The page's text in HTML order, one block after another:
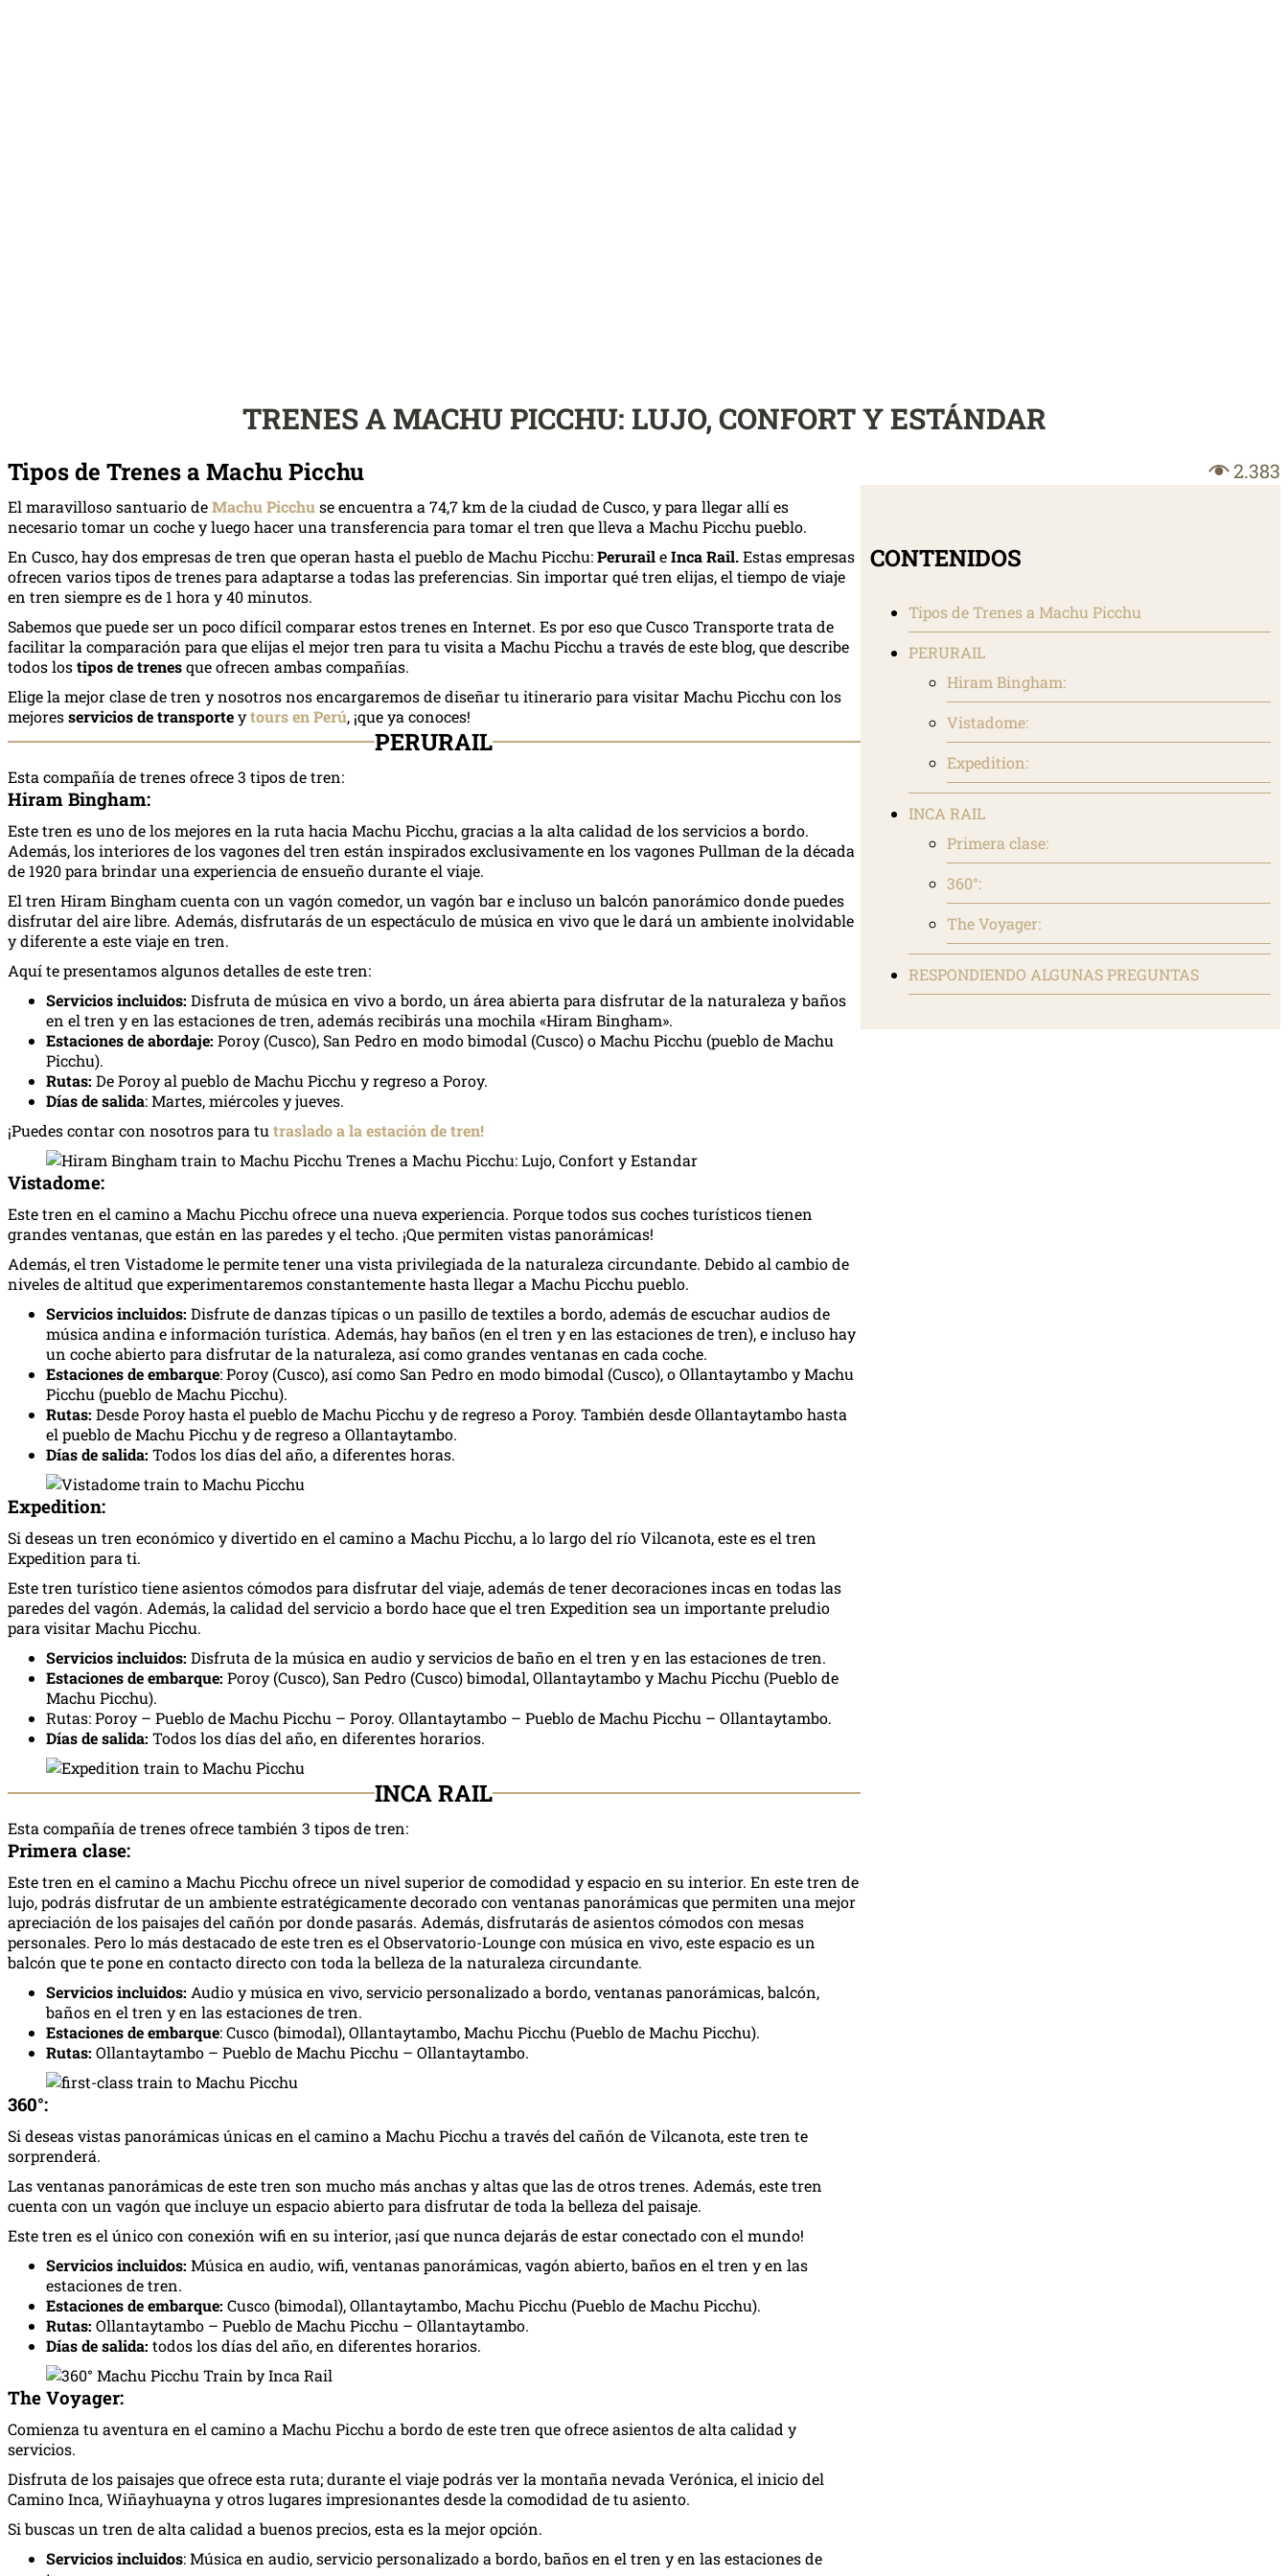
TRENES A MACHU PICCHU: LUJO, CONFORT Y ESTÁNDAR
Tipos de Trenes a Machu Picchu
El maravilloso santuario deMachu Picchuse encuentra a 74,7 km de la ciudad de Cusco, y para llegar allí es
necesario tomar un coche y luego hacer una transferencia para tomar el tren que lleva a Machu Picchu pueblo.
En Cusco, hay dos empresas de tren que operan hasta el pueblo de Machu Picchu:PeruraileInca Rail.Estas empresas
ofrecen varios tipos de trenes para adaptarse a todas las preferencias. Sin importar qué tren elijas, el tiempo de viaje
en tren siempre es de 1 hora y 40 minutos.
Sabemos que puede ser un poco difícil comparar estos trenes en Internet. Es por eso que Cusco Transporte trata de
facilitar la comparación para que elijas el mejor tren para tu visita a Machu Picchu a través de este blog, que describe
todos lostipos de trenesque ofrecen ambas compañías.
Elige la mejor clase de tren y nosotros nos encargaremos de diseñar tu itinerario para visitar Machu Picchu con los
mejoresservicios de transporteytours en Perú, ¡que ya conoces!
PERURAIL
Esta compañía de trenes ofrece 3 tipos de tren:
Hiram Bingham:
Este tren es uno de los mejores en la ruta hacia Machu Picchu, gracias a la alta calidad de los servicios a bordo.
Además, los interiores de los vagones del tren están inspirados exclusivamente en los vagones Pullman de la década
de 1920 para brindar una experiencia de ensueño durante el viaje.
El tren Hiram Bingham cuenta con un vagón comedor, un vagón bar e incluso un balcón panorámico donde puedes
disfrutar del aire libre. Además, disfrutarás de un espectáculo de música en vivo que le dará un ambiente inolvidable
y diferente a este viaje en tren.
Aquí te presentamos algunos detalles de este tren:
Servicios incluidos: Disfruta de música en vivo a bordo, un área abierta para disfrutar de la naturaleza y baños
en el tren y en las estaciones de tren, además recibirás una mochila «Hiram Bingham».
Estaciones de abordaje: Poroy (Cusco), San Pedro en modo bimodal (Cusco) o Machu Picchu (pueblo de Machu
Picchu).
Rutas: De Poroy al pueblo de Machu Picchu y regreso a Poroy.
Días de salida: Martes, miércoles y jueves.
¡Puedes contar con nosotros para tu traslado a la estación de tren!
Vistadome:
Este tren en el camino a Machu Picchu ofrece una nueva experiencia. Porque todos sus coches turísticos tienen
grandes ventanas, que están en las paredes y el techo. ¡Que permiten vistas panorámicas!
Además, el tren Vistadome le permite tener una vista privilegiada de la naturaleza circundante. Debido al cambio de
niveles de altitud que experimentaremos constantemente hasta llegar a Machu Picchu pueblo.
Servicios incluidos: Disfrute de danzas típicas o un pasillo de textiles a bordo, además de escuchar audios de
música andina e información turística. Además, hay baños (en el tren y en las estaciones de tren), e incluso hay
un coche abierto para disfrutar de la naturaleza, así como grandes ventanas en cada coche.
Estaciones de embarque: Poroy (Cusco), así como San Pedro en modo bimodal (Cusco), o Ollantaytambo y Machu
Picchu (pueblo de Machu Picchu).
Rutas: Desde Poroy hasta el pueblo de Machu Picchu y de regreso a Poroy. También desde Ollantaytambo hasta
el pueblo de Machu Picchu y de regreso a Ollantaytambo.
Días de salida: Todos los días del año, a diferentes horas.
Expedition:
Si deseas un tren económico y divertido en el camino a Machu Picchu, a lo largo del río Vilcanota, este es el tren
Expedition para ti.
Este tren turístico tiene asientos cómodos para disfrutar del viaje, además de tener decoraciones incas en todas las
paredes del vagón. Además, la calidad del servicio a bordo hace que el tren Expedition sea un importante preludio
para visitar Machu Picchu.
Servicios incluidos: Disfruta de la música en audio y servicios de baño en el tren y en las estaciones de tren.
Estaciones de embarque: Poroy (Cusco), San Pedro (Cusco) bimodal, Ollantaytambo y Machu Picchu (Pueblo de
Machu Picchu).
Rutas: Poroy – Pueblo de Machu Picchu – Poroy. Ollantaytambo – Pueblo de Machu Picchu – Ollantaytambo.
Días de salida: Todos los días del año, en diferentes horarios.
INCA RAIL
Esta compañía de trenes ofrece también 3 tipos de tren:
Primera clase:
Este tren en el camino a Machu Picchu ofrece un nivel superior de comodidad y espacio en su interior. En este tren de
lujo, podrás disfrutar de un ambiente estratégicamente decorado con ventanas panorámicas que permiten una mejor
apreciación de los paisajes del cañón por donde pasarás. Además, disfrutarás de asientos cómodos con mesas
personales. Pero lo más destacado de este tren es el Observatorio-Lounge con música en vivo, este espacio es un
balcón que te pone en contacto directo con toda la belleza de la naturaleza circundante.
Servicios incluidos: Audio y música en vivo, servicio personalizado a bordo, ventanas panorámicas, balcón,
baños en el tren y en las estaciones de tren.
Estaciones de embarque: Cusco (bimodal), Ollantaytambo, Machu Picchu (Pueblo de Machu Picchu).
Rutas: Ollantaytambo – Pueblo de Machu Picchu – Ollantaytambo.
360°:
Si deseas vistas panorámicas únicas en el camino a Machu Picchu a través del cañón de Vilcanota, este tren te
sorprenderá.
Las ventanas panorámicas de este tren son mucho más anchas y altas que las de otros trenes. Además, este tren
cuenta con un vagón que incluye un espacio abierto para disfrutar de toda la belleza del paisaje.
Este tren es el único con conexión wifi en su interior, ¡así que nunca dejarás de estar conectado con el mundo!
Servicios incluidos: Música en audio, wifi, ventanas panorámicas, vagón abierto, baños en el tren y en las
estaciones de tren.
Estaciones de embarque: Cusco (bimodal), Ollantaytambo, Machu Picchu (Pueblo de Machu Picchu).
Rutas: Ollantaytambo – Pueblo de Machu Picchu – Ollantaytambo.
Días de salida: todos los días del año, en diferentes horarios.
The Voyager:
Comienza tu aventura en el camino a Machu Picchu a bordo de este tren que ofrece asientos de alta calidad y
servicios.
Disfruta de los paisajes que ofrece esta ruta; durante el viaje podrás ver la montaña nevada Verónica, el inicio del
Camino Inca, Wiñayhuayna y otros lugares impresionantes desde la comodidad de tu asiento.
Si buscas un tren de alta calidad a buenos precios, esta es la mejor opción.
Servicios incluidos: Música en audio, servicio personalizado a bordo, baños en el tren y en las estaciones de
2.383
CONTENIDOS
Tipos de Trenes a Machu Picchu
PERURAIL
Hiram Bingham:
Vistadome:
Expedition:
INCA RAIL
Primera clase:
360°:
The Voyager:
RESPONDIENDO ALGUNAS PREGUNTAS